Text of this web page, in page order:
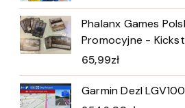
Phalanx Games
Promocyjne -
65,99zł
Garmin Dezl